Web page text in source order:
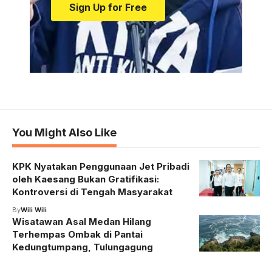
Sign Up for Free
You Might Also Like
KPK Nyatakan Penggunaan Jet Pribadi
oleh Kaesang Bukan Gratifikasi:
Kontroversi di Tengah Masyarakat
ByWili Wili
Wisatawan Asal Medan Hilang
Terhempas Ombak di Pantai
Kedungtumpang, Tulungagung